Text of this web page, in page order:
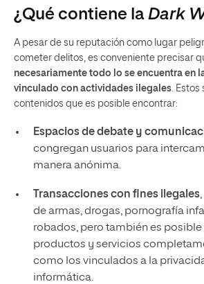
¿Qué contiene la Dark
A pesar de su reputación como lugar
cometer delitos, es conveniente precisar
necesariamente todo lo se encuentra en
vinculado con actividades ilegales .
contenidos que es posible encontrar:
Espacios de debate y
congregan usuarios para
manera anónima.
Transacciones con fines ilegales
de armas, drogas, pornografía
robados, pero también es posible
productos y servicios
como los vinculados a la
informática.